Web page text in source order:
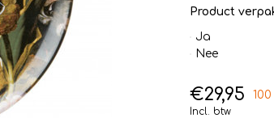
Product
Ja
Nee
€29,95
Incl. btw